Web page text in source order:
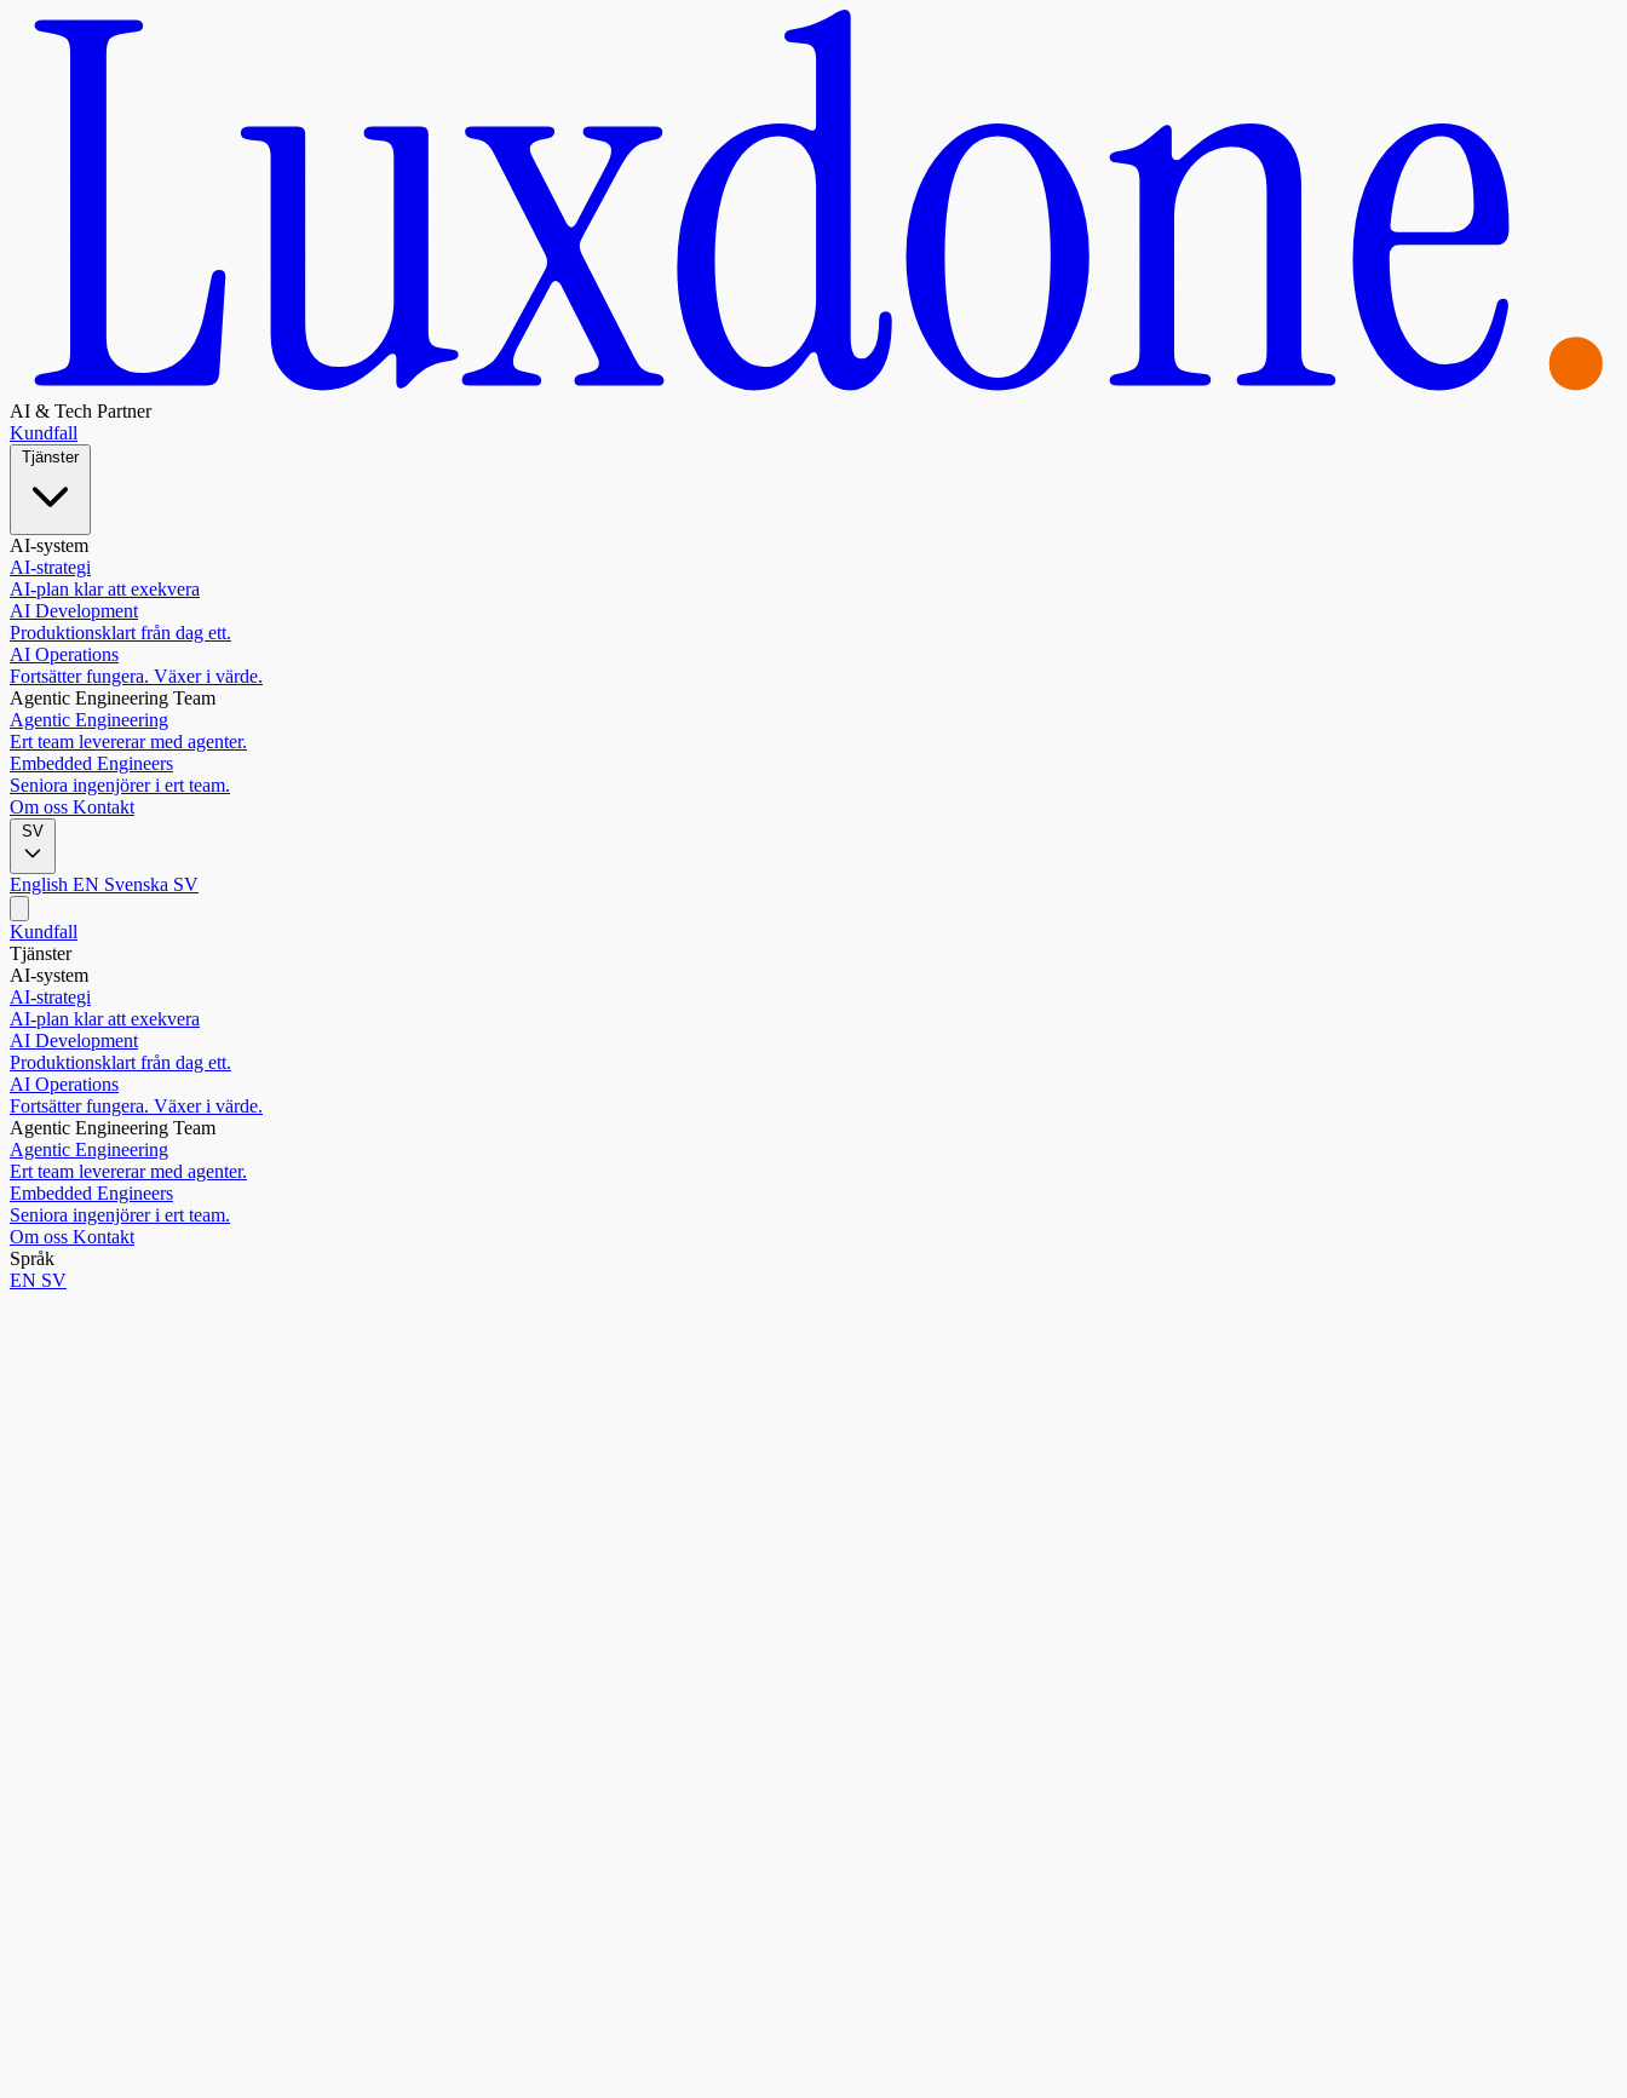
AI & Tech Partner
Kundfall
Tjänster
AI-system
AI-strategi
AI-plan klar att exekvera
AI Development
Produktionsklart från dag ett.
AI Operations
Fortsätter fungera. Växer i värde.
Agentic Engineering Team
Agentic Engineering
Ert team levererar med agenter.
Embedded Engineers
Seniora ingenjörer i ert team.
Om oss Kontakt
SV
English EN Svenska SV
Kundfall
Tjänster
AI-system
AI-strategi
AI-plan klar att exekvera
AI Development
Produktionsklart från dag ett.
AI Operations
Fortsätter fungera. Växer i värde.
Agentic Engineering Team
Agentic Engineering
Ert team levererar med agenter.
Embedded Engineers
Seniora ingenjörer i ert team.
Om oss Kontakt
Språk
EN SV